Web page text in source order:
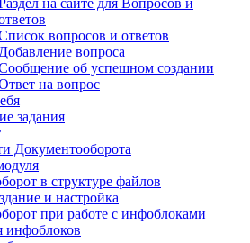
на сайте для Вопросов и
вопросов и ответов
Добавление вопроса
об успешном создании
на вопрос
задания
Документооборота
в структуре файлов
и настройка
при работе с инфоблоками
инфоблоков